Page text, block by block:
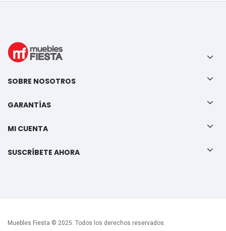
SOBRE NOSOTROS
GARANTÍAS
MI CUENTA
SUSCRÍBETE AHORA
Muebles Fiesta © 2025. Todos los derechos reservados.